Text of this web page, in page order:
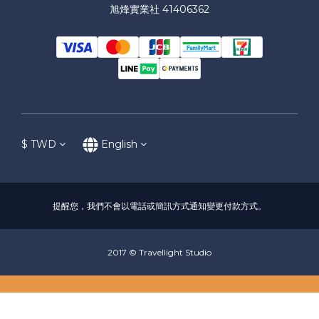
旭烽實業社 41406362
$ TWD English
提醒您，我們不會以電話或簡訊方式通知變更付款方式。
2017 © Travellight Studio